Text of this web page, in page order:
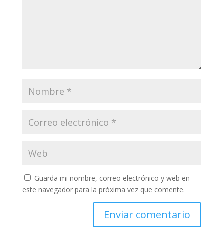
Guarda mi nombre, correo electrónico y web en
este navegador para la próxima vez que comente.